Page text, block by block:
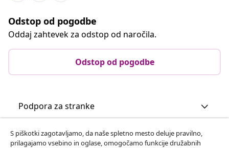
Odstop od pogodbe
Oddaj zahtevek za odstop od naročila.
Odstop od pogodbe
Podpora za stranke
Poslovanje
S piškotki zagotavljamo, da naše spletno mesto deluje pravilno,
prilagajamo vsebino in oglase, omogočamo funkcije družabnih